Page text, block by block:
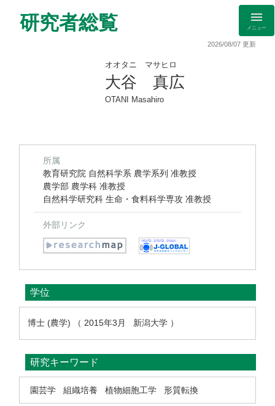
研究者総覧 メニュー
2026/08/07 更新
オオタニ マサヒロ
大谷 真広
OTANI Masahiro
所属
教育研究院 自然科学系 農学系列 准教授
農学部 農学科 准教授
自然科学研究科 生命・食料科学専攻 准教授
外部リンク
学位
博士 (農学) （ 2015年3月 新潟大学 ）
研究キーワード
園芸学 組織培養 植物細胞工学 形質転換